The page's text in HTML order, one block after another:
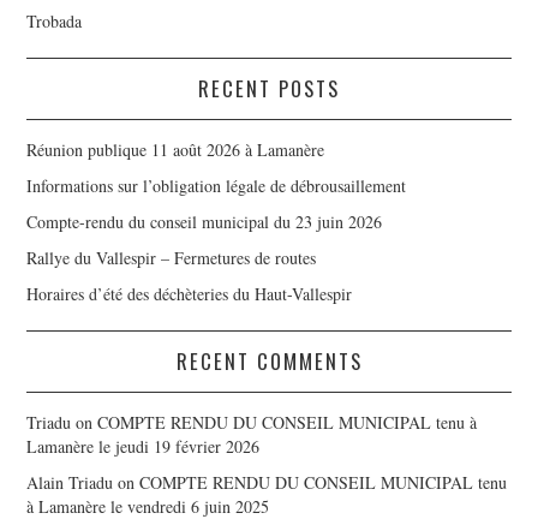
Trobada
RECENT POSTS
Réunion publique 11 août 2026 à Lamanère
Informations sur l’obligation légale de débrousaillement
Compte-rendu du conseil municipal du 23 juin 2026
Rallye du Vallespir – Fermetures de routes
Horaires d’été des déchèteries du Haut-Vallespir
RECENT COMMENTS
Triadu onCOMPTE RENDU DU CONSEIL MUNICIPAL tenu à
Lamanère le jeudi 19 février 2026
Alain Triadu onCOMPTE RENDU DU CONSEIL MUNICIPAL tenu
à Lamanère le vendredi 6 juin 2025